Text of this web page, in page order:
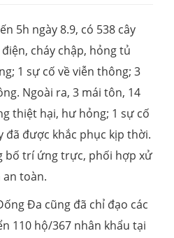
5h ngày 8.9, có 538 cây
cháy chập, hỏng tủ
1 sự cố về viễn thông; 3
Ngoài ra, 3 mái tôn, 14
thiệt hại, hư hỏng; 1 sự cố
đã được khắc phục kịp thời.
bố trí ứng trực, phối hợp xử
an toàn.
Đa cũng đã chỉ đạo các
110 hộ/367 nhân khẩu tại